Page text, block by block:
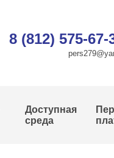
8 (812) 575-67-
Доступная
среда